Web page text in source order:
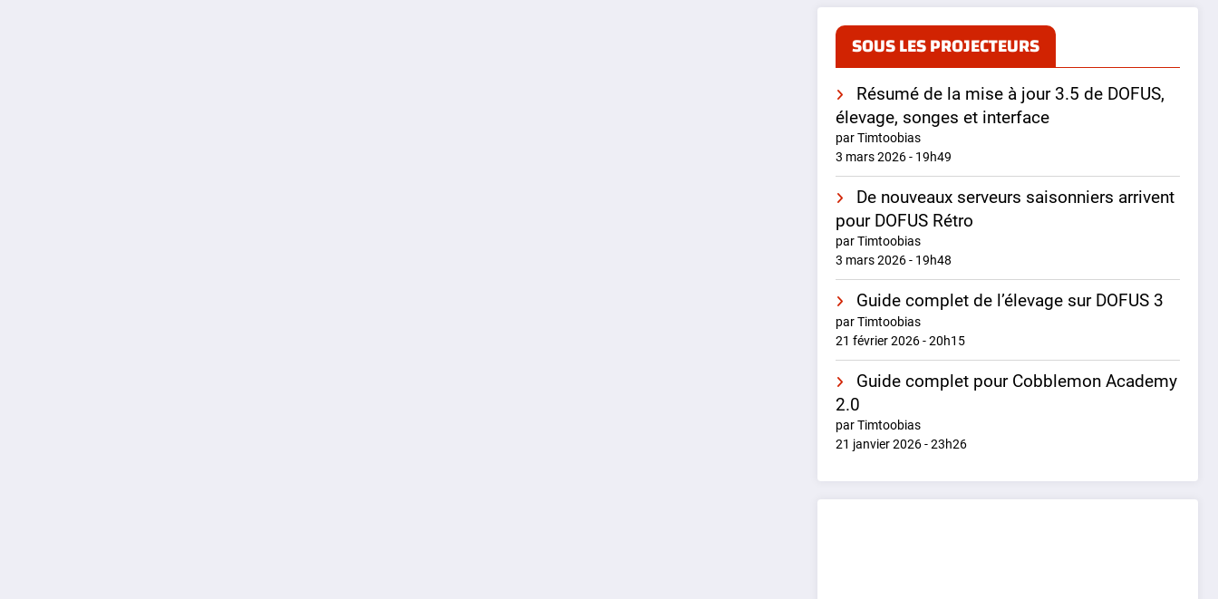
SOUS LES PROJECTEURS
Résumé de la mise à jour 3.5 de DOFUS,
élevage, songes et interface
par Timtoobias
3 mars 2026 - 19h49
De nouveaux serveurs saisonniers arrivent
pour DOFUS Rétro
par Timtoobias
3 mars 2026 - 19h48
Guide complet de l’élevage sur DOFUS 3
par Timtoobias
21 février 2026 - 20h15
Guide complet pour Cobblemon Academy
2.0
par Timtoobias
21 janvier 2026 - 23h26